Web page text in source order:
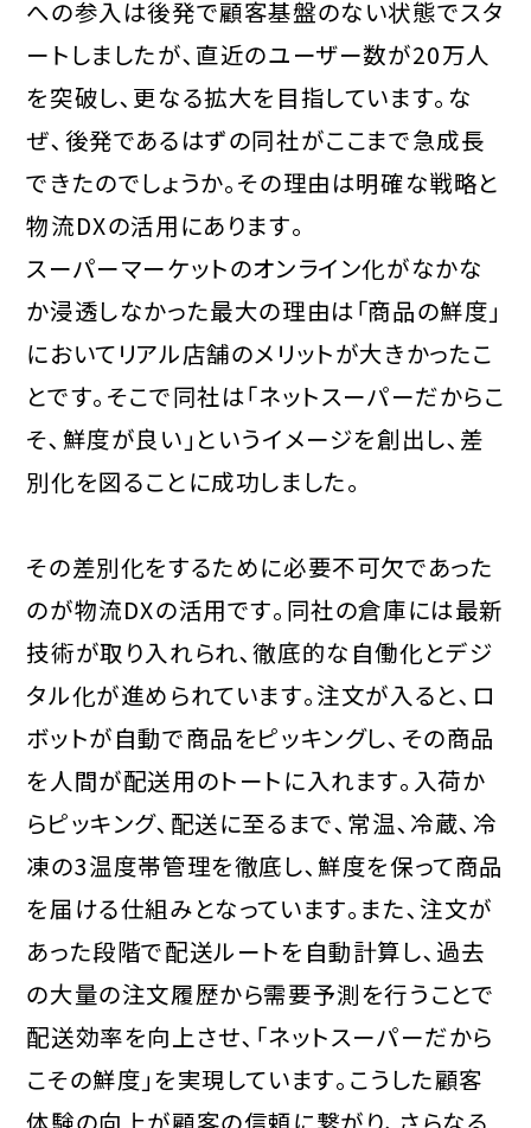
への参入は後発で顧客基盤のない状態でスタ
ートしましたが､直近のユーザー数が20万人
を突破し､更なる拡大を目指しています｡な
ぜ､後発であるはずの同社がここまで急成長
できたのでしょうか｡その理由は明確な戦略と
物流DXの活用にあります｡
スーパーマーケットのオンライン化がなかな
か浸透しなかった最大の理由は「商品の鮮度」
においてリアル店舗のメリットが大きかったこ
とです｡そこで同社は「ネットスーパーだからこ
そ､鮮度が良い」というイメージを創出し､差
別化を図ることに成功しました｡
その差別化をするために必要不可欠であった
のが物流DXの活用です｡同社の倉庫には最新
技術が取り入れられ､徹底的な自働化とデジ
タル化が進められています｡注文が入ると､ロ
ボットが自動で商品をピッキングし､その商品
を人間が配送用のトートに入れます｡入荷か
らピッキング､配送に至るまで､常温､冷蔵､冷
凍の3温度帯管理を徹底し､鮮度を保って商品
を届ける仕組みとなっています｡また､注文が
あった段階で配送ルートを自動計算し､過去
の大量の注文履歴から需要予測を行うことで
配送効率を向上させ､「ネットスーパーだから
こその鮮度」を実現しています｡こうした顧客